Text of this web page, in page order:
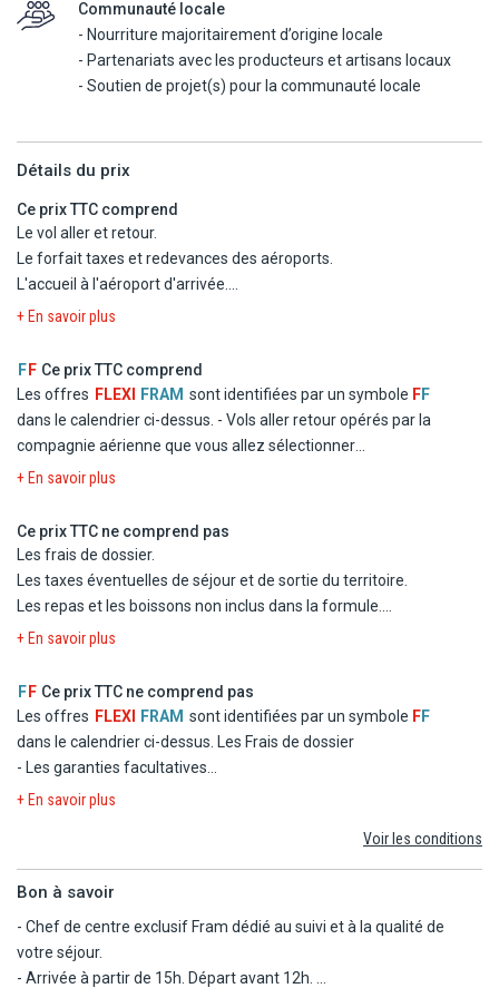
jour.
À noter : boissons (alcoolisées ou non alcoolisées) non incluses,
possibilité en supplément.
siècle par les Aghlabides, visite de la ville de Nabeul. Visite des
potiers et des céramistes de Nabeul, visite du marché (le plus
grand marché du cap bon).
Demi-journée 120 dinars. Réalisable au départ de Nabeul et
Hammamet le vendredi.
Visite du parc naturel animalier. Découverte du nouveau parc le
1er de son genre en Afrique du Nord. Magnifique paysages,
maisons des animaux, restaurants, snack, boutiques...).
Demi-journée 130 dinars. Réalisable le mercredi.
Sousse et Monastir
- Visite du musée archéologique régionale de Sousse.
- Quartier libre dans la médina de Sousse pour visiter les souks.
Demi-journée (sans repas) : 120 dinars.
Excursions sous réserve d'un minimum de participants à la date
d'annulation).
Programmes pouvant être modifiés selon impératifs locaux. Prix
par personne donnés à titre indicatif.
Réservation et règlement sur place. Réduction de 30% pour les
enfants de 2 à 11.99 ans, bébés gratuits.
le montant total sera ajoutée à titre de frais bancaires.
Valables jusqu'au 31/10/27.
Communauté locale
- Nourriture majoritairement d’origine locale
- Partenariats avec les producteurs et artisans locaux
- Soutien de projet(s) pour la communauté locale
Détails du prix
Ce prix TTC comprend
Le vol aller et retour.
Le forfait taxes et redevances des aéroports.
L'accueil à l'aéroport d'arrivée.
Le transfert aller et retour de l'aéroport à l'hôtel.
Le séjour en chambre standard en tout compris.
Les services, loisirs et activités mentionnés sans supplément.
+ En savoir plus
F F Ce prix TTC comprend
Les offres FLEXI FRAM sont identifiées par un symbole FF
dans le calendrier ci-dessus. - Vols aller retour opérés par la
compagnie aérienne que vous allez sélectionner
- Logement à l'hôtel Framissima Alhambra Thalasso
- La formule Tout inclus
- Les taxes d'aéroport et de solidarité
- Le transfert
+ En savoir plus
Ce prix TTC ne comprend pas
Les frais de dossier.
Les taxes éventuelles de séjour et de sortie du territoire.
Les repas et les boissons non inclus dans la formule.
Les dépenses d'ordre personnel
au programme.
Les repas éventuels aux escales.
Les garanties assistance, rapatriement, frais médicaux et
d'hospitalisation, assistance juridique et pénale.
+ En savoir plus
F F Ce prix TTC ne comprend pas
Les offres FLEXI FRAM sont identifiées par un symbole FF
dans le calendrier ci-dessus.
Les Frais de dossier
- Les garanties facultatives
- Les autres repas et les boissons
+ En savoir plus
Voir les conditions
Bon à savoir
- Chef de centre exclusif Fram dédié au suivi et à la qualité de
votre séjour.
- Arrivée à partir de 15h. Départ avant 12h.